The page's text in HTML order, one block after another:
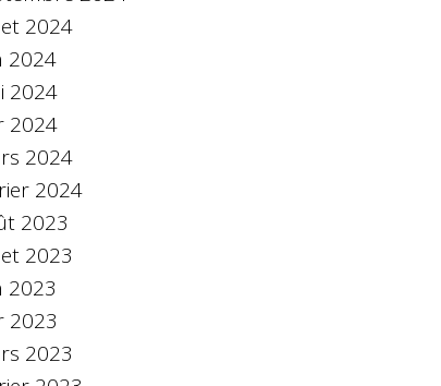
2024
2024
2024
2024
2024
2024
2023
2023
2023
2023
2023